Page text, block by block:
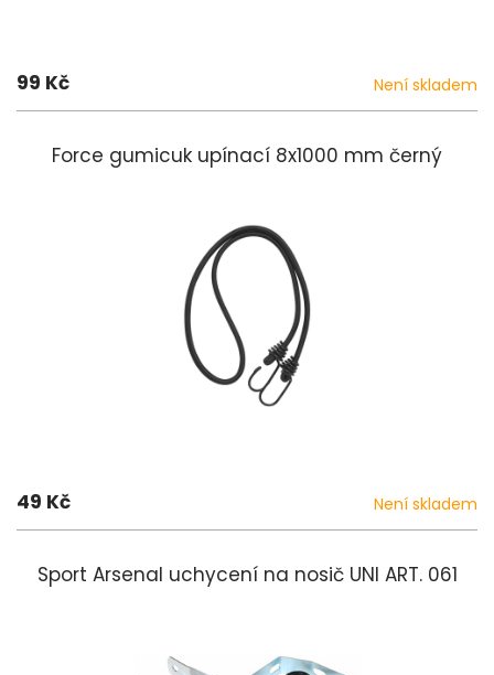
99 Kč Není skladem
Force gumicuk upínací 8x1000 mm černý
49 Kč Není skladem
Sport Arsenal uchycení na nosič UNI ART. 061